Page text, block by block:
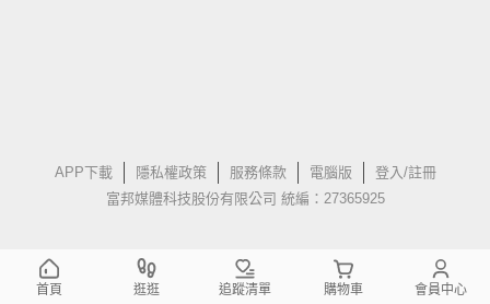
APP下載 隱私權政策 服務條款 電腦版
登入/註冊
富邦媒體科技股份有限公司 統編：27365925
首頁 逛逛 追蹤清單 購物車 會員中心